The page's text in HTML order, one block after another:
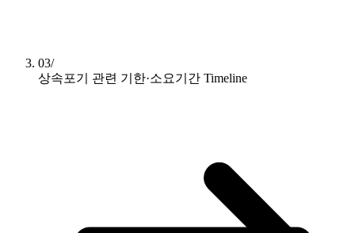
03/
상속포기 관련 기한·소요기간 Timeline